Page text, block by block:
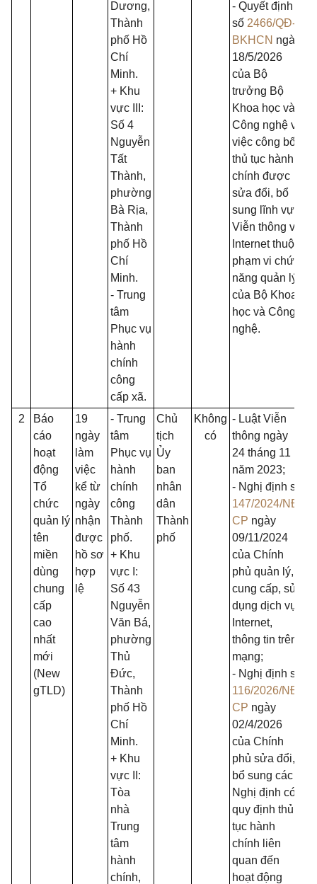
Dương,
Thành
phố Hồ
Chí
Minh.
+ Khu
vực III:
Số 4
Nguyễn
Tất
Thành,
phường
Bà Rịa,
Thành
phố Hồ
Chí
Minh.
- Trung
tâm
Phục vụ
hành
chính
công
cấp xã.
- Quyết định
số 2466/QĐ-
BKHCN ngày
18/5/2026
của Bộ
trưởng Bộ
Khoa học và
Công nghệ về
việc công bố
thủ tục hành
chính được
sửa đổi, bổ
sung lĩnh vực
Viễn thông và
Internet thuộc
phạm vi chức
năng quản lý
của Bộ Khoa
học và Công
nghệ.
2
Báo
cáo
hoạt
động
Tổ
chức
quản lý
tên
miền
dùng
chung
cấp
cao
nhất
mới
(New
gTLD)
19
ngày
làm
việc
kể từ
ngày
nhận
được
hồ sơ
hợp
lệ
- Trung
tâm
Phục vụ
hành
chính
công
Thành
phố.
+ Khu
vực I:
Số 43
Nguyễn
Văn Bá,
phường
Thủ
Đức,
Thành
phố Hồ
Chí
Minh.
+ Khu
vực II:
Tòa
nhà
Trung
tâm
hành
chính,
Chủ
tịch
Ủy
ban
nhân
dân
Thành
phố
Không
có
- Luật Viễn
thông ngày
24 tháng 11
năm 2023;
- Nghị định số
147/2024/NĐ-
CP ngày
09/11/2024
của Chính
phủ quản lý,
cung cấp, sử
dụng dịch vụ
Internet,
thông tin trên
mạng;
- Nghị định số
116/2026/NĐ-
CP ngày
02/4/2026
của Chính
phủ sửa đổi,
bổ sung các
Nghị định có
quy định thủ
tục hành
chính liên
quan đến
hoạt động